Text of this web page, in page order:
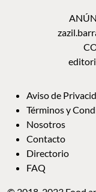
Aviso de
Términos y
Nosotros
Contacto
Directorio
FAQ